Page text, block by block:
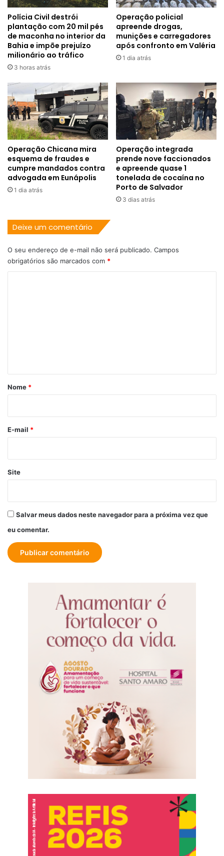
Polícia Civil destrói
plantação com 20 mil pés
de maconha no interior da
Bahia e impõe prejuízo
milionário ao tráfico
3 horas atrás
Operação policial
apreende drogas,
munições e carregadores
após confronto em Valéria
1 dia atrás
Operação Chicana mira
esquema de fraudes e
cumpre mandados contra
advogada em Eunápolis
1 dia atrás
Operação integrada
prende nove faccionados
e apreende quase 1
tonelada de cocaína no
Porto de Salvador
3 dias atrás
Deixe um comentário
O seu endereço de e-mail não será publicado. Campos
obrigatórios são marcados com *
r
*
Nome *
E-mail *
Site
Salvar meus dados neste navegador para a próxima vez que
eu comentar.